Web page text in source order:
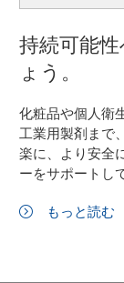
持続可能
ょう。
化粧品や個人衛
工業用製剤まで
楽に、より安全
ーをサポートし
もっと読む